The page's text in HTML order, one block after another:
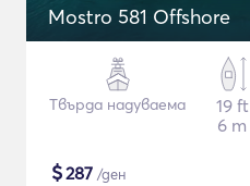
Mostro 581 Offshore
Твърда надуваема
19 ft
6 m
$287 /ден